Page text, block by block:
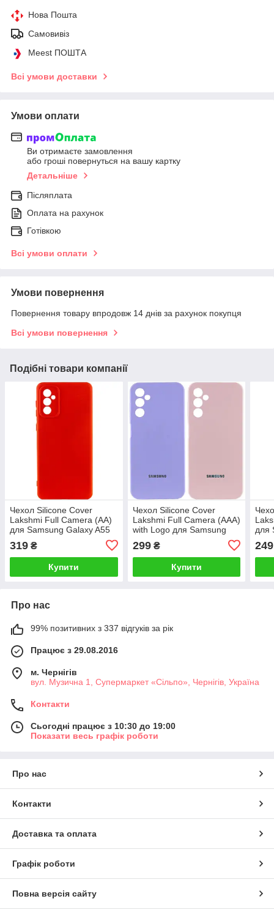
Нова Пошта
Самовивіз
Meest ПОШТА
Всі умови доставки
Умови оплати
Ви отримаєте замовлення
або гроші повернуться на вашу картку
Детальніше
Післяплата
Оплата на рахунок
Готівкою
Всі умови оплати
Умови повернення
Повернення товару впродовж 14 днів за рахунок покупця
Всі умови повернення
Подібні товари компанії
Чехол Silicone Cover
Lakshmi Full Camera (AA)
для Samsung Galaxy A55
319 ₴
Купити
Чехол Silicone Cover
Lakshmi Full Camera (AAA)
with Logo для Samsung
299₴
Купити
для
249
Про нас
99% позитивних з 337 відгуків за рік
Працює з 29.08.2016
м. Чернігів
вул. Музична 1, Супермаркет «Сільпо», Чернігів, Україна
Контакти
Сьогодні працює з 10:30 до 19:00
Показати весь графік роботи
Про нас
Контакти
Доставка та оплата
Графік роботи
Повна версія сайту